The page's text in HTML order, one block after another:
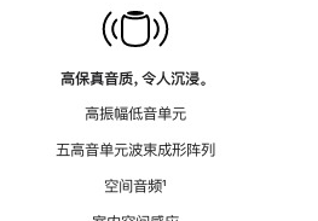
高保真音质，令人沉浸。
高振幅低音单元
五高音单元波束成形阵列
空间音频脚
¹